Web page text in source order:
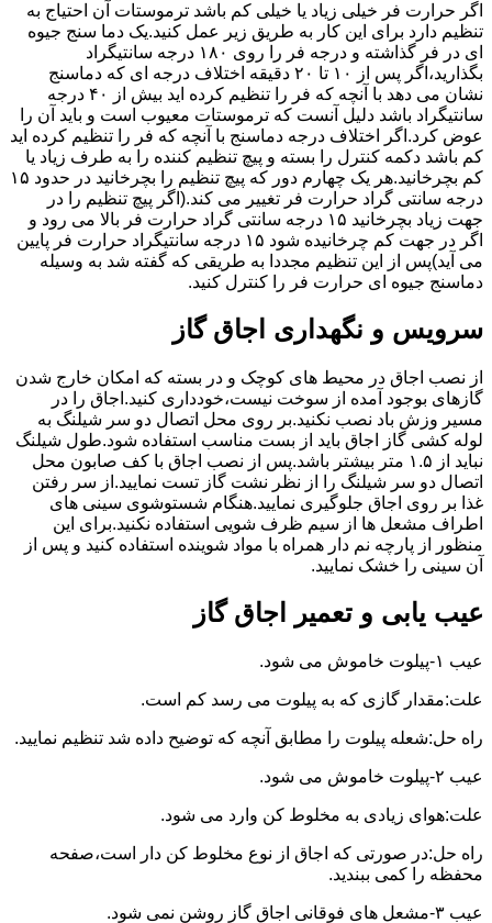
اگر حرارت فر خیلی زیاد یا خیلی کم باشد ترموستات آن احتیاج به
تنظیم دارد برای این کار به طریق زیر عمل کنید.یک دما سنج جیوه
ای در فر گذاشته و درجه فر را روی ۱۸۰ درجه سانتیگراد
بگذارید،اگر پس از ۱۰ تا ۲۰ دقیقه اختلاف درجه ای که دماسنج
نشان می دهد با آنچه که فر را تنظیم کرده اید بیش از ۴۰ درجه
سانتیگراد باشد دلیل آنست که ترموستات معیوب است و باید آن را
عوض کرد.اگر اختلاف درجه دماسنج با آنچه که فر را تنظیم کرده اید
کم باشد دکمه کنترل را بسته و پیچ تنظیم کننده را به طرف زیاد یا
کم بچرخانید.هر یک چهارم دور که پیچ تنظیم را بچرخانید در حدود ۱۵
درجه سانتی گراد حرارت فر تغییر می کند.(اگر پیچ تنظیم را در
جهت زیاد بچرخانید ۱۵ درجه سانتی گراد حرارت فر بالا می رود و
اگر در جهت کم چرخانیده شود ۱۵ درجه سانتیگراد حرارت فر پایین
می آید)پس از این تنظیم مجددا به طریقی که گفته شد به وسیله
دماسنج جیوه ای حرارت فر را کنترل کنید.
سرویس و نگهداری اجاق گاز
از نصب اجاق در محیط های کوچک و در بسته که امکان خارج شدن
گازهای بوجود آمده از سوخت نیست،خودداری کنید.اجاق را در
مسیر وزش باد نصب نکنید.بر روی محل اتصال دو سر شیلنگ به
لوله کشی گاز اجاق باید از بست مناسب استفاده شود.طول شیلنگ
نباید از ۱.۵ متر بیشتر باشد.پس از نصب اجاق با کف صابون محل
اتصال دو سر شیلنگ را از نظر نشت گاز تست نمایید.از سر رفتن
غذا بر روی اجاق جلوگیری نمایید.هنگام شستوشوی سینی های
اطراف مشعل ها از سیم ظرف شویی استفاده نکنید.برای این
منظور از پارچه نم دار همراه با مواد شوینده استفاده کنید و پس از
آن سینی را خشک نمایید.
عیب یابی و تعمیر اجاق گاز
عیب ۱-پیلوت خاموش می شود.
علت:مقدار گازی که به پیلوت می رسد کم است.
راه حل:شعله پیلوت را مطابق آنچه که توضیح داده شد تنظیم نمایید.
عیب ۲-پیلوت خاموش می شود.
علت:هوای زیادی به مخلوط کن وارد می شود.
راه حل:در صورتی که اجاق از نوع مخلوط کن دار است،صفحه
محفظه را کمی ببندید.
عیب ۳-مشعل های فوقانی اجاق گاز روشن نمی شود.